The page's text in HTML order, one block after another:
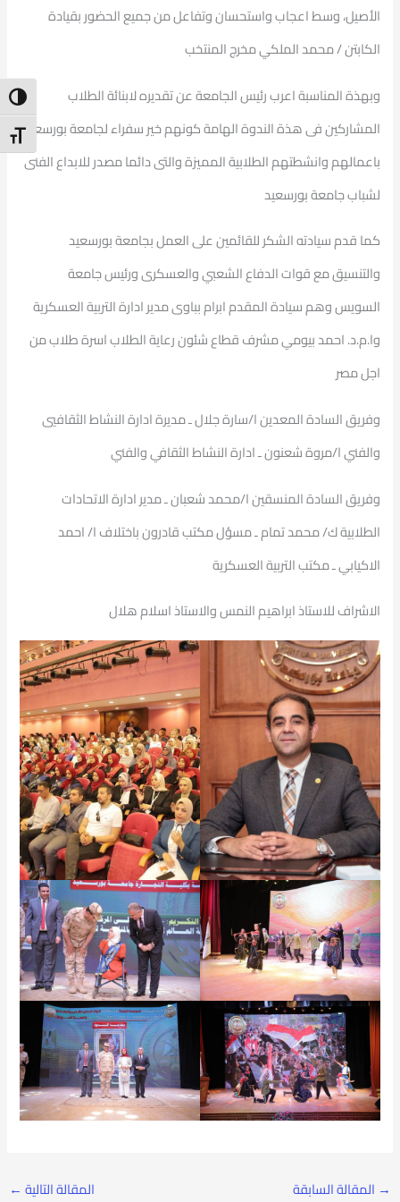
Size
الأصيل، وسط اعجاب واستحسان وتفاعل من جميع الحضور بقيادة
الكابتن / محمد الملكي مخرج المنتخب
وبهذة المناسبة اعرب رئيس الجامعة عن تقديره لابنائة الطلاب
المشاركين فى هذة الندوة الهامة كونهم خير سفراء لجامعة بورسعيد
باعمالهم وانشطتهم الطلابية المميزة والتى دائما مصدر للابداع الفنى
لشباب جامعة بورسعيد
كما قدم سيادته الشكر للقائمين على العمل بجامعة بورسعيد
والتنسيق مع قوات الدفاع الشعبي والعسكرى ورئيس جامعة
السويس وهم سيادة المقدم ابرام بباوى مدير ادارة التربية العسكرية
وا.م.د. احمد بيومي مشرف قطاع شئون رعاية الطلاب اسرة طلاب من
اجل مصر
وفريق السادة المعدين ا/سارة جلال ـ مديرة ادارة النشاط الثقافيي
والفني ا/مروة شعنون ـ ادارة النشاط الثقافي والفني
وفريق السادة المنسقين ا/محمد شعبان ـ مدير ادارة الاتحادات
الطلابية ك/ محمد تمام ـ مسؤل مكتب قادرون باختلاف ا/ احمد
الاكيابي ـ مكتب التربية العسكرية
الاشراف للاستاذ ابراهيم النمس والاستاذ اسلام هلال
→ المقالة السابقة المقالة التالية ←